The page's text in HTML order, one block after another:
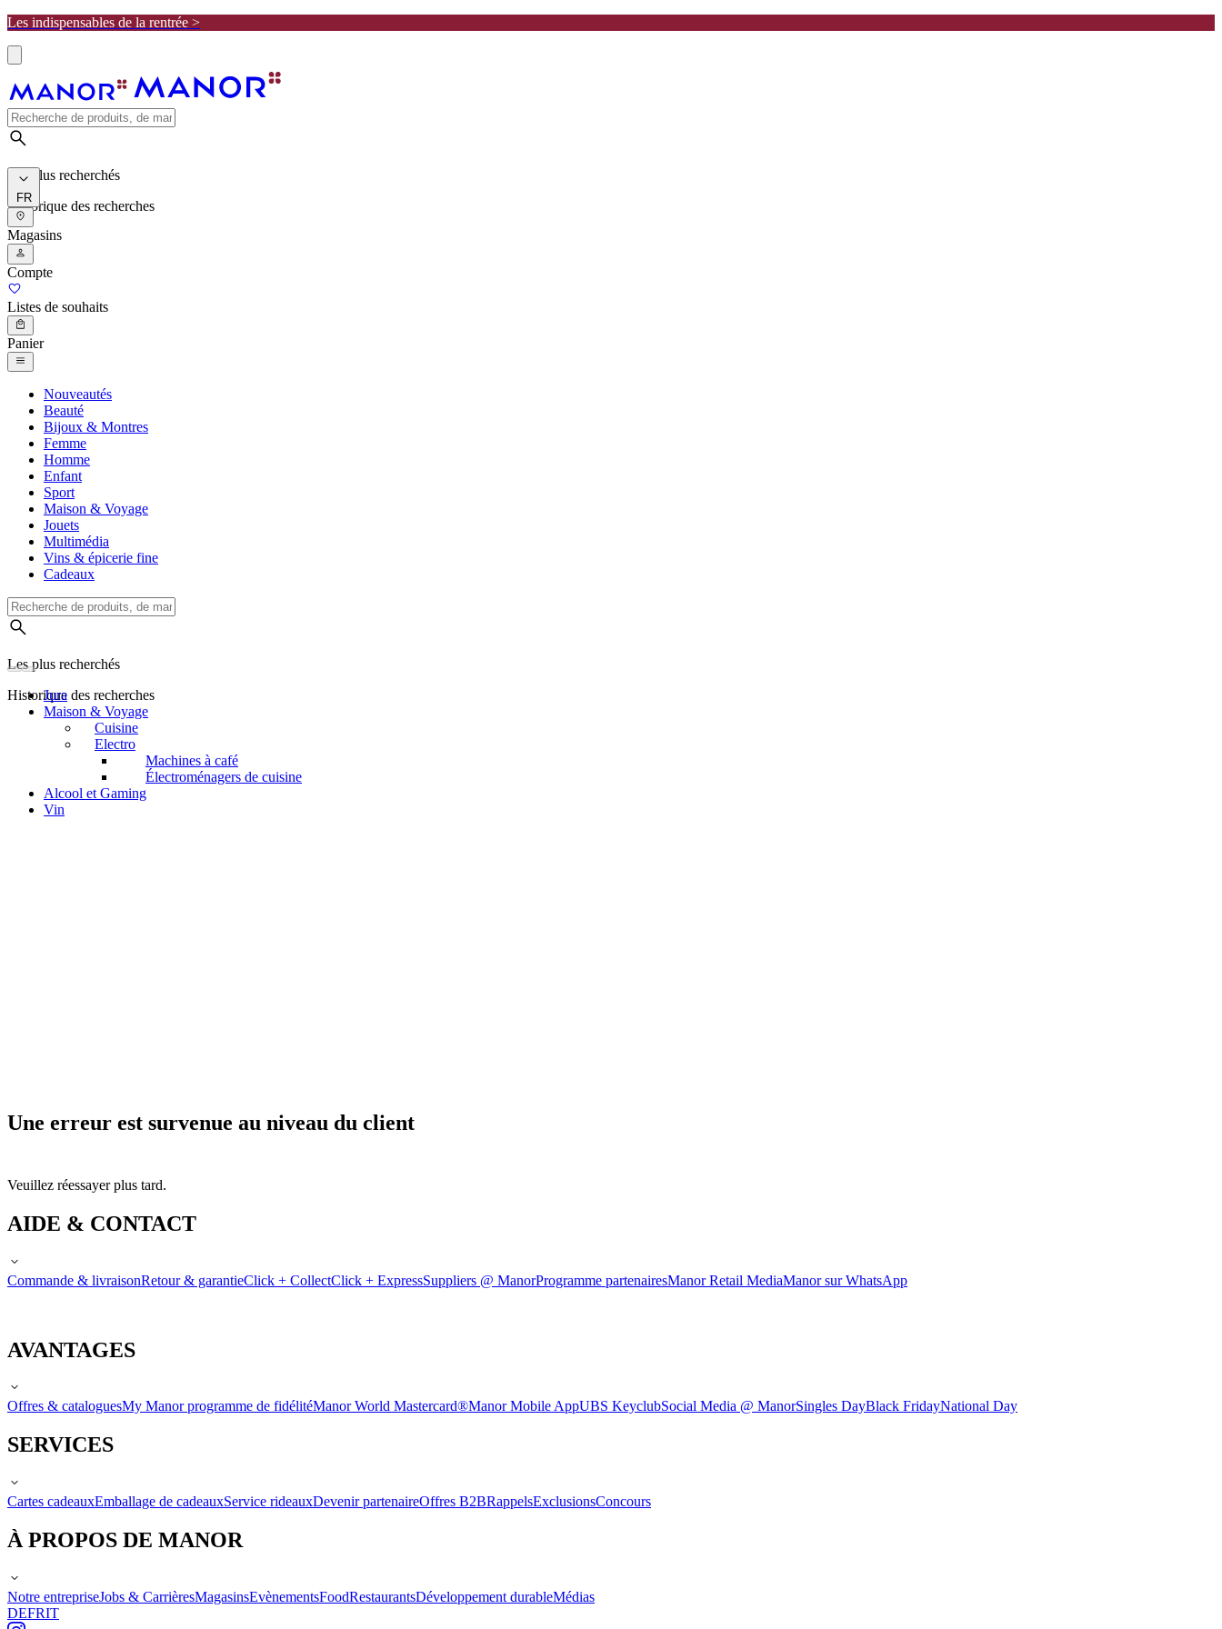
Les indispensables de la rentrée >
Les plus recherchés
Historique des recherches
FR
Magasins
Compte
Listes de souhaits
Panier
Nouveautés
Beauté
Bijoux & Montres
Femme
Homme
Enfant
Sport
Maison & Voyage
Jouets
Multimédia
Vins & épicerie fine
Cadeaux
Les plus recherchés
Historique des recherches
Jura
Maison & Voyage
Cuisine
Electro
Machines à café
Électroménagers de cuisine
Alcool et Gaming
Vin
Une erreur est survenue au niveau du client
Veuillez réessayer plus tard.
AIDE & CONTACT
Commande & livraisonRetour & garantieClick + CollectClick + ExpressSuppliers @ ManorProgramme partenairesManor Retail MediaManor sur WhatsApp
AVANTAGES
Offres & cataloguesMy Manor programme de fidélitéManor World Mastercard®Manor Mobile AppUBS KeyclubSocial Media @ ManorSingles DayBlack FridayNational Day
SERVICES
Cartes cadeauxEmballage de cadeauxService rideauxDevenir partenaireOffres B2BRappelsExclusionsConcours
À PROPOS DE MANOR
Notre entrepriseJobs & CarrièresMagasinsEvènementsFoodRestaurantsDéveloppement durableMédias
DEFRIT